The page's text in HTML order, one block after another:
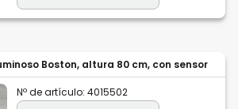
Boston, altura 80 cm, con sensor
Nº de artículo: 4015502